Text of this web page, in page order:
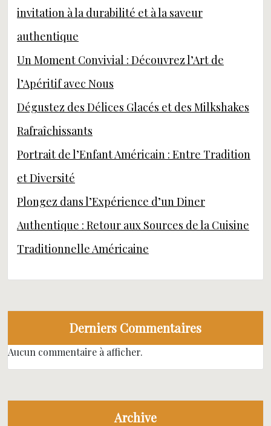
invitation à la durabilité et à la saveur
authentique
Un Moment Convivial : Découvrez l’Art de
l’Apéritif avec Nous
Dégustez des Délices Glacés et des Milkshakes
Rafraîchissants
Portrait de l’Enfant Américain : Entre Tradition
et Diversité
Plongez dans l’Expérience d’un Diner
Authentique : Retour aux Sources de la Cuisine
Traditionnelle Américaine
Derniers Commentaires
Aucun commentaire à afficher.
Archive